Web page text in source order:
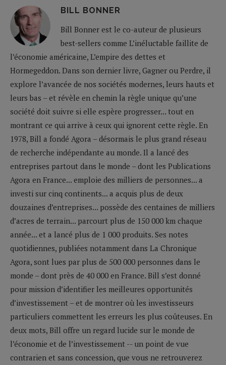
BILL BONNER
Bill Bonner est le co-auteur de plusieurs
best-sellers comme L’inéluctable faillite de
l’économie américaine, L’empire des dettes et
Hormegeddon. Dans son dernier livre, Gagner ou Perdre, il
explore l’avancée de nos sociétés modernes, leurs hauts et
leurs bas – et révèle en chemin la règle unique qu’une
société doit suivre si elle espère progresser... tout en
montrant ce qui arrive à ceux qui ignorent cette règle. En
1978, Bill a fondé Agora – désormais le plus grand réseau
de recherche indépendante au monde. Il a lancé des
entreprises partout dans le monde – dont les Publications
Agora en France... emploie des milliers de personnes... a
investi sur cinq continents... a acquis plus de deux
douzaines d’entreprises... possède des centaines de milliers
d’acres de terrain... parcourt plus de 150 000 km chaque
année... et a lancé plus de 1 000 produits. Ses notes
quotidiennes, publiées notamment dans La Chronique
Agora, sont lues par plus de 500 000 personnes dans le
monde – dont près de 40 000 en France. Bill s’est donné
pour mission d’identifier les meilleures opportunités
d’investissement – et de montrer où les investisseurs
particuliers commettent les erreurs les plus coûteuses. En
deux mots, Bill offre un regard lucide sur le monde de
l’économie et de l’investissement -- un point de vue
contrarien et sans concession, que vous ne retrouverez